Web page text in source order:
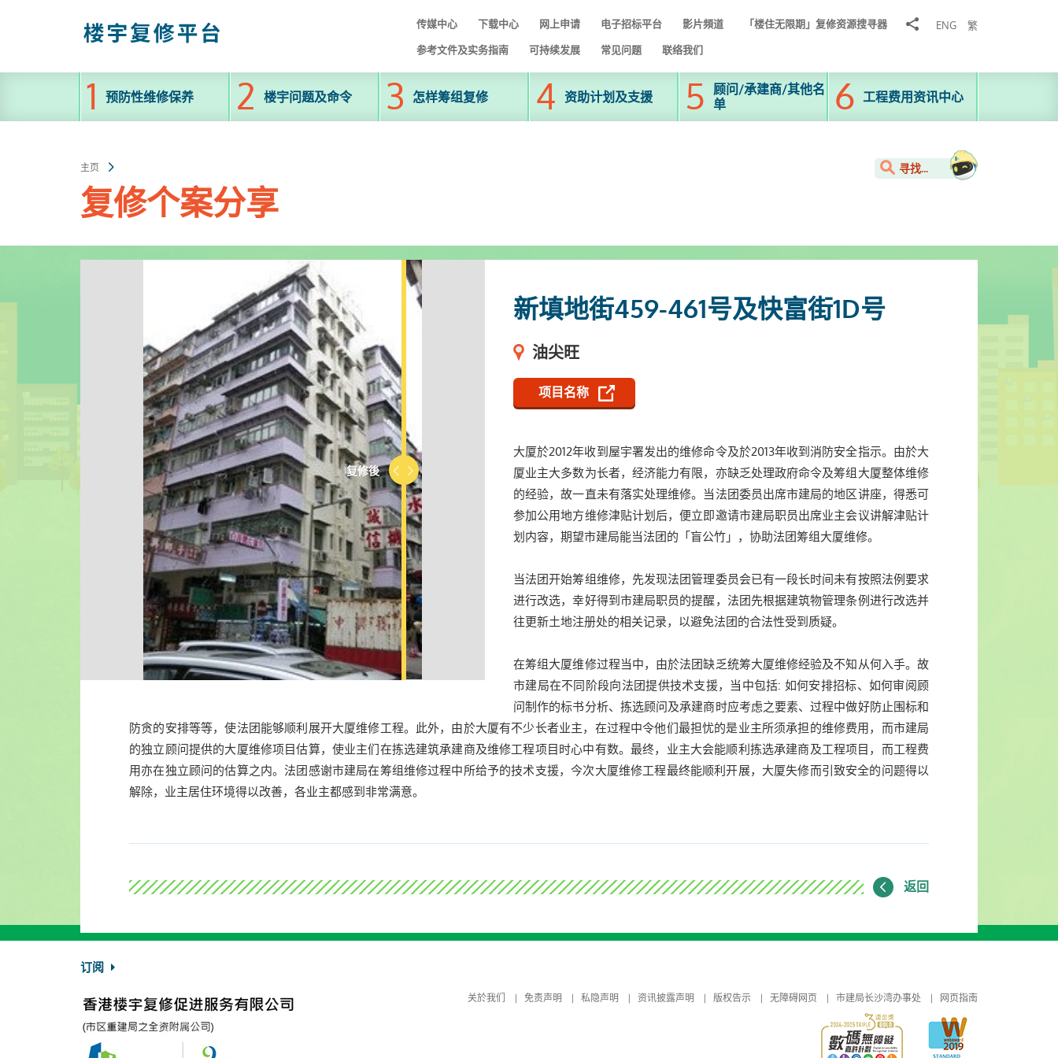
容
传媒中心 下载中心 网上申请 电子招标平台 影片頻道 「楼住无限期」复修资源搜寻器
分
ENG 繁
参考文件及实务指南 可持续发展 常见问题 联络我们
预防性维修保养 楼宇问题及命令 怎样筹组复修 资助计划及支援
顾问/承建商/其他名
单
工程费用资讯中心
主页
复修个案分享
寻找...
复修後
新填地街459-461号及快富街1D号
油尖旺
项目名称
大厦於2012年收到屋宇署发出的维修命令及於2013年收到消防安全指示。由於大
厦业主大多数为长者，经济能力有限，亦缺乏处理政府命令及筹组大厦整体维修
的经验，故一直未有落实处理维修。当法团委员出席市建局的地区讲座，得悉可
参加公用地方维修津贴计划后，便立即邀请市建局职员出席业主会议讲解津贴计
划内容，期望市建局能当法团的「盲公竹」，协助法团筹组大厦维修。
当法团开始筹组维修，先发现法团管理委员会已有一段长时间未有按照法例要求
进行改选，幸好得到市建局职员的提醒，法团先根据建筑物管理条例进行改选并
往更新土地注册处的相关记录，以避免法团的合法性受到质疑。
在筹组大厦维修过程当中，由於法团缺乏统筹大厦维修经验及不知从何入手。故
市建局在不同阶段向法团提供技术支援，当中包括: 如何安排招标、如何审阅顾
问制作的标书分析、拣选顾问及承建商时应考虑之要素、过程中做好防止围标和
防贪的安排等等，使法团能够顺利展开大厦维修工程。此外，由於大厦有不少长者业主，在过程中令他们最担忧的是业主所须承担的维修费用，而市建局
的独立顾问提供的大厦维修项目估算，使业主们在拣选建筑承建商及维修工程项目时心中有数。最终，业主大会能顺利拣选承建商及工程项目，而工程费
用亦在独立顾问的估算之内。法团感谢市建局在筹组维修过程中所给予的技术支援，今次大厦维修工程最终能顺利开展，大厦失修而引致安全的问题得以
解除，业主居住环境得以改善，各业主都感到非常满意。
返回
订阅
关於我们 免责声明 私隐声明 资讯披露声明 版权告示 无障碍网页 市建局长沙湾办事处 网页指南